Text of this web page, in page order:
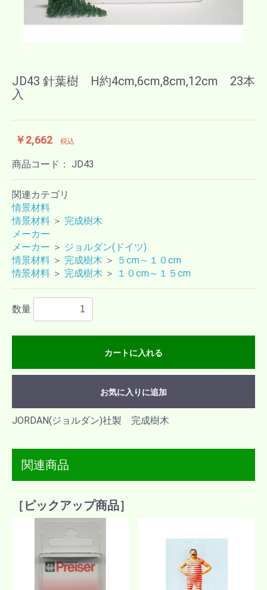
JD43 針葉樹 H約4cm,6cm,8cm,12cm 23本
入
￥2,662 税込
商品コード： JD43
関連カテゴリ
情景材料
情景材料 ＞ 完成樹木
メーカー
メーカー ＞ ジョルダン(ドイツ)
情景材料 ＞ 完成樹木 ＞
５cm～１０cm
情景材料 ＞ 完成樹木 ＞ １０cm～１５cm
数量
カートに入れる
お気に入りに追加
JORDAN(ジョルダン)社製 完成樹木
関連商品
［ピックアップ商品］